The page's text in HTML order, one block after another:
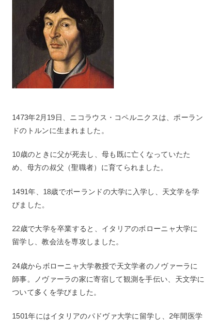
1473年2月19日、ニコラウス・コペルニクスは、ポーラン
ドのトルンに生まれました。
10歳のときに父が死去し、母も既に亡くなっていたた
め、母方の叔父（聖職者）に育てられました。
1491年、18歳でポーランドの大学に入学し、天文学を学
びました。
22歳で大学を卒業すると、イタリアのボローニャ大学に
留学し、教会法を専攻しました。
24歳からボローニャ大学教授で天文学者のノヴァーラに
師事。ノヴァーラの家に寄宿して観測を手伝い、天文学に
ついて多くを学びました。
1501年にはイタリアのパドヴァ大学に留学し、2年間医学